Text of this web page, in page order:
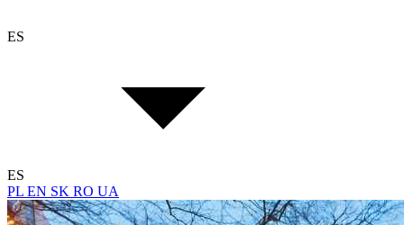
ES
ES
PL EN SK RO UA